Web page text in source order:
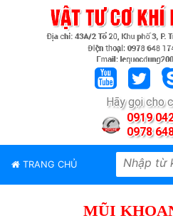
Hãy gọi cho
0919
0978
TRANG CHỦ
PHẨM
HIỆU
MŨI